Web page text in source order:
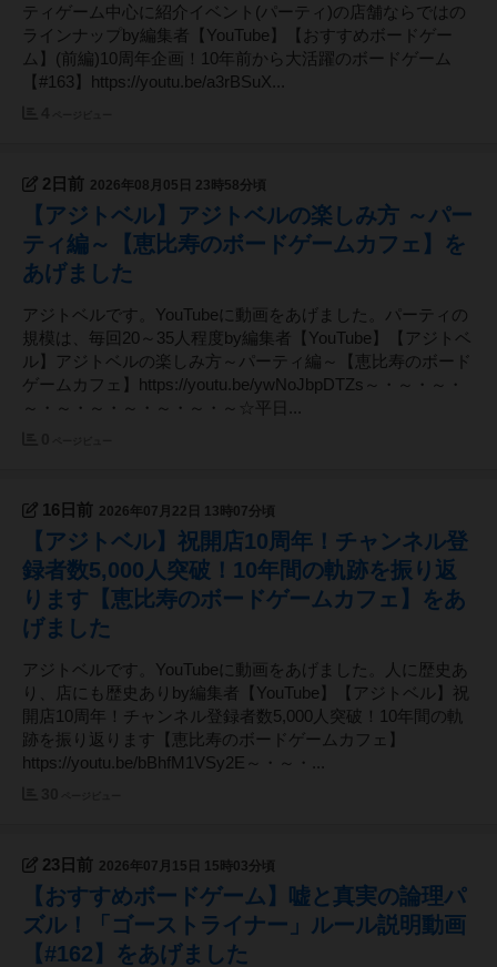
ティゲーム中心に紹介イベント(パーティ)の店舗ならではの
ラインナップby編集者【YouTube】【おすすめボードゲー
ム】(前編)10周年企画！10年前から大活躍のボードゲーム
【#163】https://youtu.be/a3rBSuX...
2日前 2026年08月05日 23時58分頃
【アジトベル】アジトベルの楽しみ方 ～パー
ティ編～【恵比寿のボードゲームカフェ】を
あげました
アジトベルです。YouTubeに動画をあげました。パーティの
規模は、毎回20～35人程度by編集者【YouTube】【アジトベ
ル】アジトベルの楽しみ方～パーティ編～【恵比寿のボード
ゲームカフェ】https://youtu.be/ywNoJbpDTZs～・～・～・
～・～・～・～・～・～・～☆平日...
16日前 2026年07月22日 13時07分頃
【アジトベル】祝開店10周年！チャンネル登
録者数5,000人突破！10年間の軌跡を振り返
ります【恵比寿のボードゲームカフェ】をあ
げました
アジトベルです。YouTubeに動画をあげました。人に歴史あ
り、店にも歴史ありby編集者【YouTube】【アジトベル】祝
開店10周年！チャンネル登録者数5,000人突破！10年間の軌
跡を振り返ります【恵比寿のボードゲームカフェ】
https://youtu.be/bBhfM1VSy2E～・～・...
23日前 2026年07月15日 15時03分頃
【おすすめボードゲーム】嘘と真実の論理パ
ズル！「ゴーストライナー」ルール説明動画
【#162】をあげました